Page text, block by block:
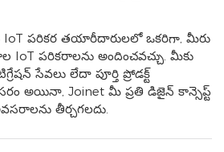
IoT పరికర తయారీదారులలో ఒకరిగా, మీరు
IoT పరికరాలను అందించవచ్చు. మీకు
సేవలు లేదా పూర్తి ప్రోడక్ట్
అయినా, Joinet మీ ప్రతి డిజైన్ కాన్సెప్ట్
తీర్చగలదు.